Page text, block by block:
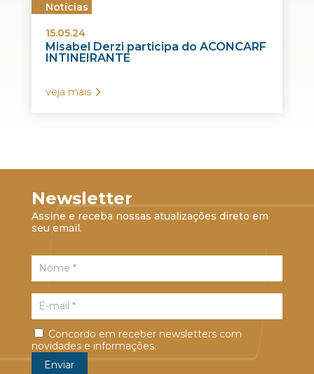
Notícias
15.05.24
Misabel Derzi participa do ACONCARF
INTINEIRANTE
veja mais
Newsletter
Assine e receba nossas atualizações direto em
seu email.
Concordo em receber newsletters com
novidades e informações.